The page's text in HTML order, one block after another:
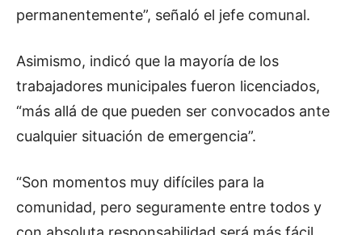
permanentemente”, señaló el jefe comunal.
Asimismo, indicó que la mayoría de los
trabajadores municipales fueron licenciados,
“más allá de que pueden ser convocados ante
cualquier situación de emergencia”.
“Son momentos muy difíciles para la
comunidad, pero seguramente entre todos y